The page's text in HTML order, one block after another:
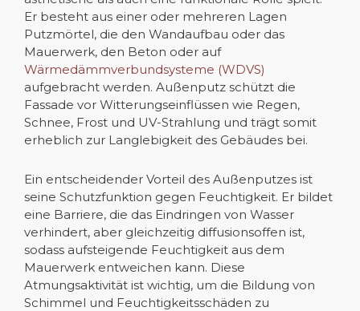
Er besteht aus einer oder mehreren Lagen
Putzmörtel, die den Wandaufbau oder das
Mauerwerk, den Beton oder auf
Wärmedämmverbundsysteme (WDVS)
aufgebracht werden. Außenputz schützt die
Fassade vor Witterungseinflüssen wie Regen,
Schnee, Frost und UV-Strahlung und trägt somit
erheblich zur Langlebigkeit des Gebäudes bei.
Ein entscheidender Vorteil des Außenputzes ist
seine Schutzfunktion gegen Feuchtigkeit. Er bildet
eine Barriere, die das Eindringen von Wasser
verhindert, aber gleichzeitig diffusionsoffen ist,
sodass aufsteigende Feuchtigkeit aus dem
Mauerwerk entweichen kann. Diese
Atmungsaktivität ist wichtig, um die Bildung von
Schimmel und Feuchtigkeitsschäden zu